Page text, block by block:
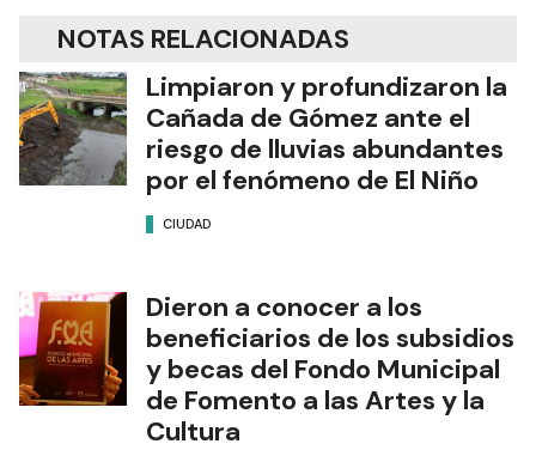
NOTAS RELACIONADAS
Limpiaron y profundizaron la
Cañada de Gómez ante el
riesgo de lluvias abundantes
por el fenómeno de El Niño
CIUDAD
Dieron a conocer a los
beneficiarios de los subsidios
y becas del Fondo Municipal
de Fomento a las Artes y la
Cultura